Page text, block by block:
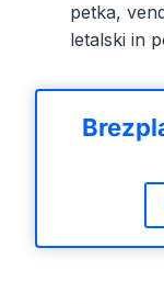
petka,
letalski in